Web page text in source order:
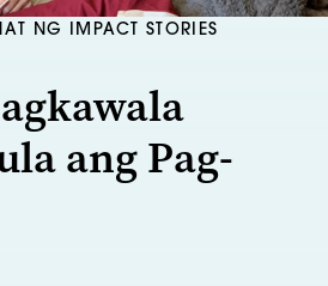
NG IMPACT STORIES
ang Pag-